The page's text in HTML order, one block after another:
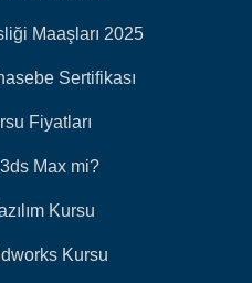
Maaşları 2025
Sertifikası
Fiyatları
Max mi?
Kursu
Kursu